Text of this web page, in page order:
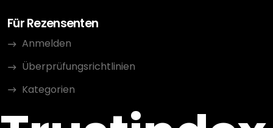
Für Rezensenten
Anmelden
Überprüfungsrichtlinien
Kategorien